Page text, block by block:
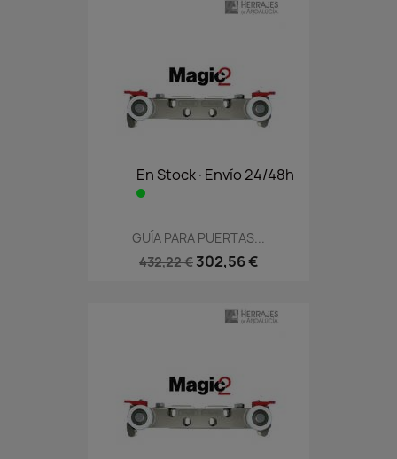
En Stock·Envío 24/48h
GUÍA PARA PUERTAS...
432,22 € 302,56 €